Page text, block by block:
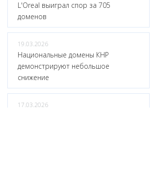
L'Oreal выиграл спор за 705
доменов
19.03.2026
Национальные домены КНР
демонстрируют небольшое
снижение
17.03.2026